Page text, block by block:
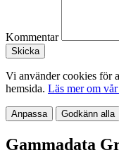
Kommentar
Vi använder cookies för
hemsida. Läs mer om
Anpassa Godkänn alla
Gammadata